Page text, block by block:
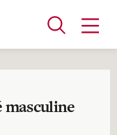
masculine